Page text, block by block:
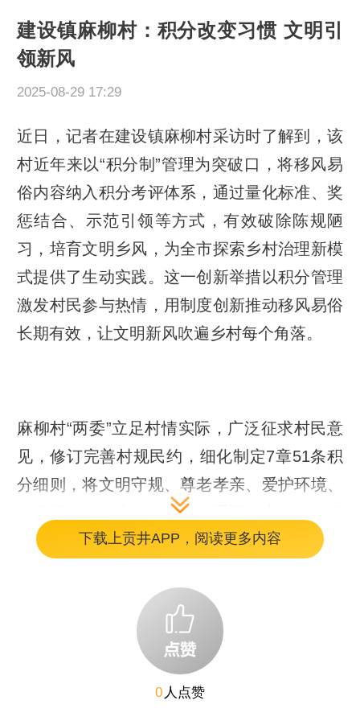
建设镇麻柳村：积分改变习惯 文明引
领新风
2025-08-29 17:29
近日，记者在建设镇麻柳村采访时了解到，该
村近年来以“积分制”管理为突破口，将移风易
俗内容纳入积分考评体系，通过量化标准、奖
惩结合、示范引领等方式，有效破除陈规陋
习，培育文明乡风，为全市探索乡村治理新模
式提供了生动实践。这一创新举措以积分管理
激发村民参与热情，用制度创新推动移风易俗
长期有效，让文明新风吹遍乡村每个角落。
麻柳村“两委”立足村情实际，广泛征求村民意
见，修订完善村规民约，细化制定7章51条积
分细则，将文明守规、尊老孝亲、爱护环境、
移风易俗等作为积分评定的重要内容。为确保
公平公正，村里成立由村干部、党员代表、村
进行监督和评定，并将积分情况定期公示，接
受全体村民监督。这一做法让抽象的道德规范
变得可量化、可操作，使文明新风有了具体的
下载上贡井APP，阅读更多内容
0 人点赞